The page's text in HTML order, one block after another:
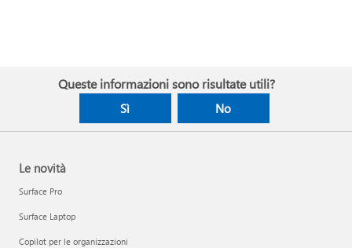
Queste informazioni sono risultate utili?
Sì No
Le novità
Surface Pro
Surface Laptop
Copilot per le organizzazioni